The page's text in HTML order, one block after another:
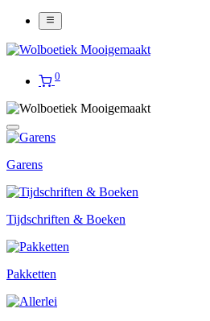
0
Garens
Tijdschriften & Boeken
Pakketten